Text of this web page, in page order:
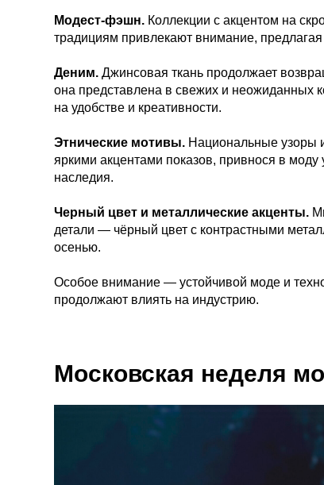
Модест-фэшн.Коллекции с акцентом на
традициям привлекают внимание,
Деним.Джинсовая ткань продолжает
она представлена в свежих и неожиданных
на удобстве и креативности.
Этнические мотивы.Национальные узоры
яркими акцентами показов, привнося в моду
наследия.
Черный цвет и металлические акценты.
детали — чёрный цвет с контрастными
осенью.
Особое внимание — устойчивой моде и
продолжают влиять на индустрию.
Московская неделя